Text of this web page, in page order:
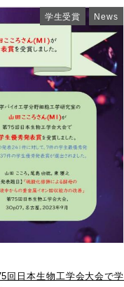
学生受賞 News
回日本生物工学会大会で学